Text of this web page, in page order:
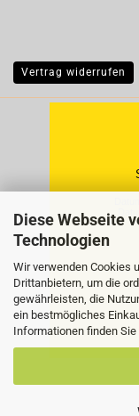
Diese Webseite
Technologien
Wir verwenden Cookies
Drittanbietern, um die
gewährleisten, die
ein bestmögliches
Informationen finden
Vertrag widerrufen